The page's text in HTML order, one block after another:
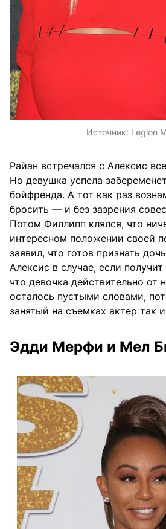
Источник: Legion
Райан встречался с Алексис
Но девушка успела
бойфренда. А тот как раз
бросить — и без зазрения
Потом Филлипп клялся, что
интересном положении своей
заявил, что готов признать
Алексис в случае, если получит
что девочка действительно от
осталось пустыми словами,
занятый на съемках актер так
Эдди Мерфи и Мел